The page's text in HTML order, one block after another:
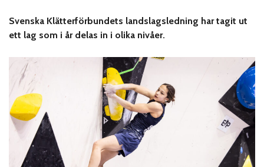
Svenska Klätterförbundets landslagsledning har tagit ut
ett lag som i år delas in i olika nivåer.